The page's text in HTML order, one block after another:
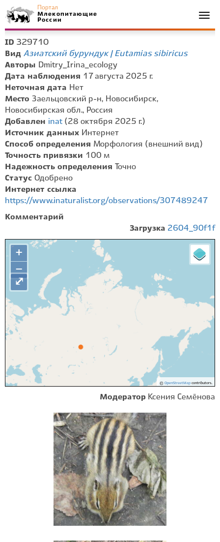
Портал
Млекопитающие
России
ID 329710
Вид Азиатский бурундук | Eutamias sibiricus
Авторы Dmitry_Irina_ecology
Дата наблюдения 17 августа 2025 г.
Неточная дата Нет
Место Заельцовский р-н, Новосибирск,
Новосибирская обл., Россия
Добавлен inat (28 октября 2025 г.)
Источник данных Интернет
Способ определения Морфология (внешний вид)
Точность привязки 100 м
Надежность определения
Точно
Статус Одобрено
Интернет ссылка
https://www.inaturalist.org/observations/307489247
Комментарий
Загрузка 2604_90f1f
+
−
© OpenStreetMapcontributors.
⤢
Модератор Ксения Семёнова